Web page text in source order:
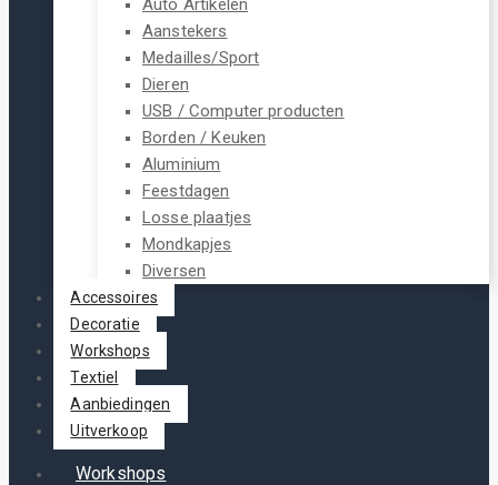
Auto Artikelen
Aanstekers
Medailles/Sport
Dieren
USB / Computer producten
Borden / Keuken
Aluminium
Feestdagen
Losse plaatjes
Mondkapjes
Diversen
Accessoires
Decoratie
Workshops
Textiel
Aanbiedingen
Uitverkoop
Workshops